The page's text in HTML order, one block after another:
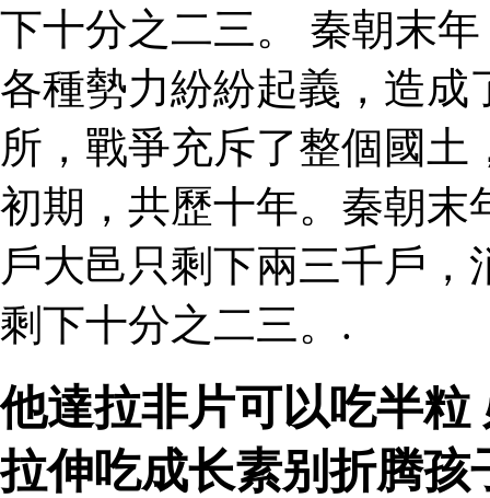
下十分之二三。 秦朝末
各種勢力紛紛起義，造成
所，戰爭充斥了整個國
初期，共歷十年。秦朝末
戶大邑只剩下兩三千戶
剩下十分之二三。.
他達拉非片可以吃半
拉伸吃成长素别折腾